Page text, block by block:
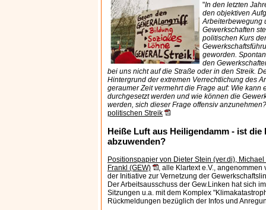
"In den letzten
den objektiven
Arbeiterbewegung
Gewerkschaften
politischen Kurs der
geworden.
den
bei uns nicht auf die Straße oder in den Streik.
Hintergrund der extremen Verrechtlichung des
geraumer Zeit vermehrt die Frage auf: Wie kann
durchgesetzt werden und wie können die
werden, sich dieser Frage offensiv anzunehmen?
politischen Streik
Heiße Luft aus Heiligendamm - ist die
abzuwenden?
Positionspapier von Dieter Stein (ver.di),
Frankl (GEW)
, alle Klartext e.V., angenommen
der Initiative zur Vernetzung der
Der Arbeitsausschuss der Gew.Linken hat sich
Sitzungen u.a. mit dem Komplex
Rückmeldungen bezüglich der Infos und